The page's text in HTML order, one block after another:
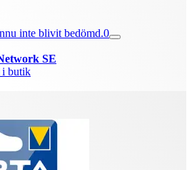
inte blivit bedömd.0
SE
i butik